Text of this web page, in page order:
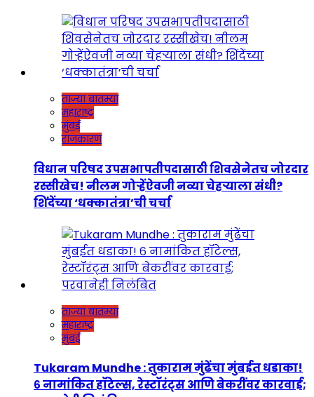
ताज्या बातम्या
महाराष्ट्र
मुंबई
राजकारण
विधान परिषद उपसभापतीपदासाठी शिवसेनेतच जोरदार
रस्सीखेच! नीलम गोऱ्हेंऐवजी नव्या चेहऱ्याला संधी?
शिंदेंच्या ‘धक्कातंत्रा’ची चर्चा
ताज्या बातम्या
महाराष्ट्र
मुंबई
Tukaram Mundhe : तुकाराम मुंढेंचा मुंबईत धडाका!
६ नामांकित हॉटेल्स, रेस्टॉरंट्स आणि बेकरींवर कारवाई;